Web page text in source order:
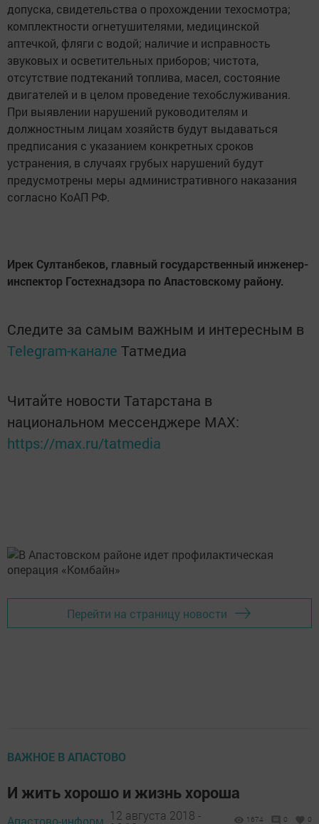
допуска, свидетельства о прохождении техосмотра;
комплектности огнетушителями, медицинской
аптечкой, фляги с водой; наличие и исправность
звуковых и осветительных приборов; чистота,
отсутствие подтеканий топлива, масел, состояние
двигателей и в целом проведение техобслуживания.
При выявлении нарушений руководителям и
должностным лицам хозяйств будут выдаваться
предписания с указанием конкретных сроков
устранения, в случаях грубых нарушений будут
предусмотрены меры административного наказания
согласно КоАП РФ.
Ирек Султанбеков, главный государственный инженер-
инспектор Гостехнадзора по Апастовскому району.
Следите за самым важным и интересным в
Telegram-канале Татмедиа
Читайте новости Татарстана в
национальном мессенджере MАХ:
https://max.ru/tatmedia
Перейти на страницу новости
ВАЖНОЕ В АПАСТОВО
И жить хорошо и жизнь хороша
Апастово-информ, 12 августа 2018 -
1674 0 0